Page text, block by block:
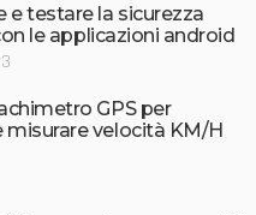
e testare la sicurezza
le applicazioni android
GPS per
misurare velocità KM/H